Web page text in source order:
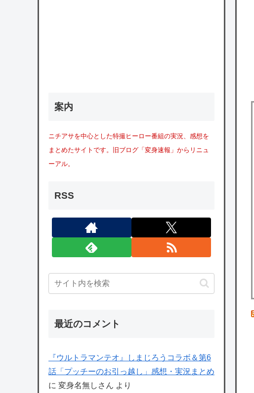
案内
ニチアサを中心とした特撮ヒーロー番組の実況、感想を
まとめたサイトです。旧ブログ「変身速報」からリニュ
ーアル。
RSS
最近のコメント
『ウルトラマンテオ』しまじろうコラボ＆第6
話「プッチーのお引っ越し」感想・実況まとめ
に 変身名無しさん より